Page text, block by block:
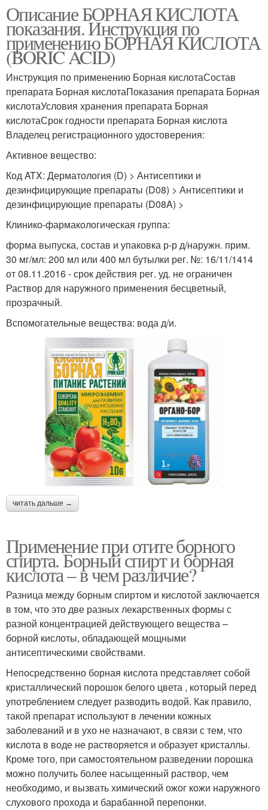
Описание БОРНАЯ КИСЛОТА
показания. Инструкция по
применению БОРНАЯ КИСЛОТА
(BORIC ACID)
Инструкция по применению Борная кислотаСостав
препарата Борная кислотаПоказания препарата Борная
кислотаУсловия хранения препарата Борная
кислотаСрок годности препарата Борная кислота
Владелец регистрационного удостоверения:
Активное вещество:
Код ATX: Дерматология (D) > Антисептики и
дезинфицирующие препараты (D08) > Антисептики и
дезинфицирующие препараты (D08A) >
Клинико-фармакологическая группа:
форма выпуска, состав и упаковка р-р д/наружн. прим.
30 мг/мл: 200 мл или 400 мл бутылки рег. №: 16/11/1414
от 08.11.2016 - срок действия рег. уд. не ограничен
Раствор для наружного применения бесцветный,
прозрачный.
Вспомогательные вещества: вода д/и.
читать дальше →
Применение при отите борного
спирта. Борный спирт и борная
кислота – в чем различие?
Разница между борным спиртом и кислотой заключается
в том, что это две разных лекарственных формы с
разной концентрацией действующего вещества –
борной кислоты, обладающей мощными
антисептическими свойствами.
Непосредственно борная кислота представляет собой
кристаллический порошок белого цвета , который перед
употрeблением следует разводить водой. Как правило,
такой препарат используют в лечении кожных
заболеваний и в ухо не назначают, в связи с тем, что
кислота в воде не растворяется и образует кристаллы.
Кроме того, при самостоятельном разведении порошка
можно получить более насыщенный раствор, чем
необходимо, и вызвать химический ожог кожи наружного
слухового прохода и баpaбанной перепонки.